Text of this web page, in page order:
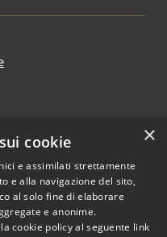
Copyright © 2026 • Comune di
×
cookie
e assimilati strettamente
e alla navigazione del sito,
al solo fine di elaborare
e anonime.
cookie policy al seguente link